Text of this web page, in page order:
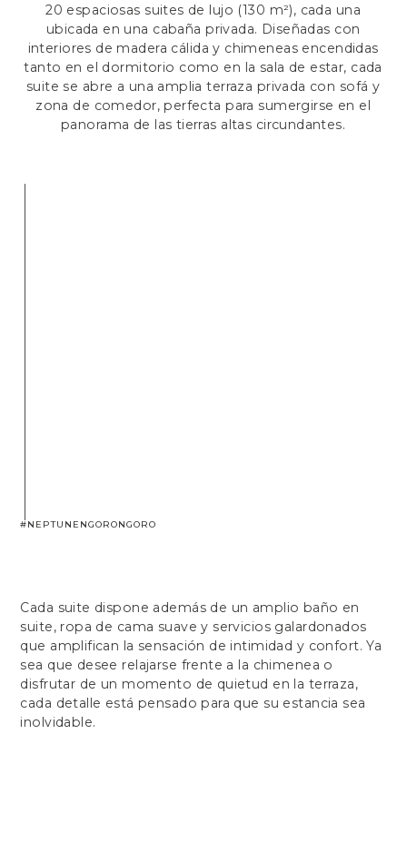
20 espaciosas suites de lujo (130 m²), cada una
ubicada en una cabaña privada. Diseñadas con
interiores de madera cálida y chimeneas encendidas
tanto en el dormitorio como en la sala de estar, cada
suite se abre a una amplia terraza privada con sofá y
zona de comedor, perfecta para sumergirse en el
panorama de las tierras altas circundantes.
#NEPTUNENGORONGORO
Cada suite dispone además de un amplio baño en
suite, ropa de cama suave y servicios galardonados
que amplifican la sensación de intimidad y confort. Ya
sea que desee relajarse frente a la chimenea o
disfrutar de un momento de quietud en la terraza,
cada detalle está pensado para que su estancia sea
inolvidable.